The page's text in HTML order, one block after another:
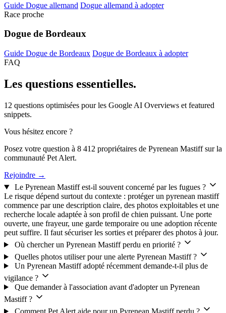
Guide Dogue allemand Dogue allemand à adopter
Race proche
Dogue de Bordeaux
Guide Dogue de Bordeaux Dogue de Bordeaux à adopter
FAQ
Les questions essentielles.
12 questions optimisées pour les Google AI Overviews et featured
snippets.
Vous hésitez encore ?
Posez votre question à 8 412 propriétaires de Pyrenean Mastiff sur la
communauté Pet Alert.
Rejoindre →
Le Pyrenean Mastiff est-il souvent concerné par les fugues ?
Le risque dépend surtout du contexte : protéger un pyrenean mastiff
commence par une description claire, des photos exploitables et une
recherche locale adaptée à son profil de chien puissant. Une porte
ouverte, une frayeur, une garde temporaire ou une adoption récente
peut suffire. Il faut sécuriser les sorties et préparer des photos à jour.
Où chercher un Pyrenean Mastiff perdu en priorité ?
Quelles photos utiliser pour une alerte Pyrenean Mastiff ?
Un Pyrenean Mastiff adopté récemment demande-t-il plus de
vigilance ?
Que demander à l'association avant d'adopter un Pyrenean
Mastiff ?
Comment Pet Alert aide pour un Pyrenean Mastiff perdu ?